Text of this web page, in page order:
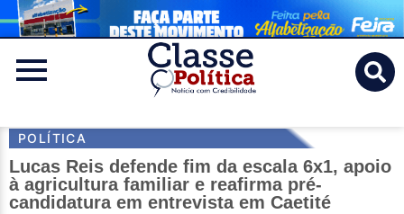
Classe
Politica
POLÍTICA
Lucas Reis defende fim da escala 6x1, apoio
à agricultura familiar e reafirma pré-
candidatura em entrevista em Caetité